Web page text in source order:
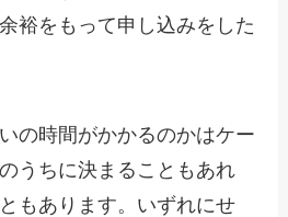
裕をもって申し込みをした
の時間がかかるのかはケー
うちに決まることもあれ
もあります。いずれにせ